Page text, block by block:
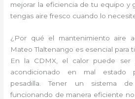
mejorar la eficiencia de tu equipo y
tengas aire fresco cuando lo
¿Por qué el mantenimiento aire
Mateo Tlaltenango es esencial para
En la CDMX, el calor puede ser
acondicionado en mal estado
pesadilla. Tener un sistema
funcionando de manera eficiente